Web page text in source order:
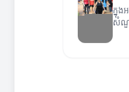
ក្នុង
សំណួ